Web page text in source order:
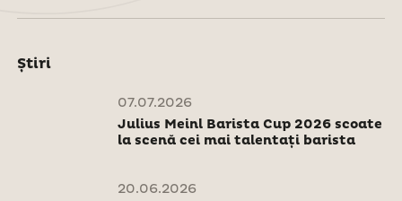
Știri
07.07.2026
Julius Meinl Barista Cup 2026 scoate
la scenă cei mai talentați barista
20.06.2026